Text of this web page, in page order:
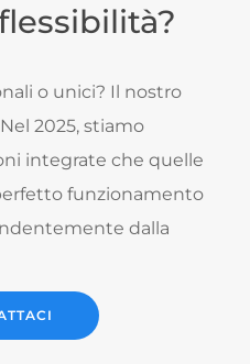
o unici? Il nostro
2025, stiamo
integrate che quelle
funzionamento
dalla